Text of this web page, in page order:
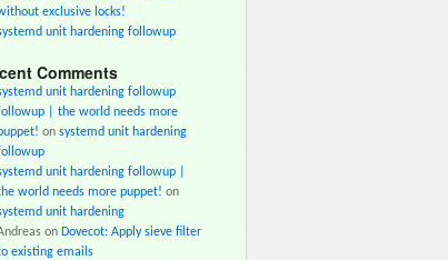
exclusive locks!
unit hardening followup
Comments
unit hardening followup
| the world needs more
on systemd unit hardening
unit hardening followup |
world needs more puppet! on
unit hardening
on Dovecot: Apply sieve filter
existing emails